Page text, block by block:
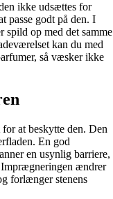
ikke udsættes for
passe godt på den. I
spild op med det samme
kan du med
så væsker ikke
at beskytte den. Den
En god
en usynlig barriere,
ændrer
forlænger stenens